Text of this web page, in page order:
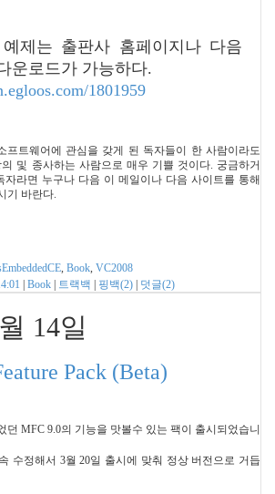
제는 출판사 홈페이지나 다음
운로드가 가능하다.
1801959
프트웨어에 관심을 갖게 된 독자들이 한 사람이라도
및 종사하는 사람으로 매우 기쁠 것이다. 궁금하거
자라면 누구나 다음 이 메일이나 다음 사이트를 통해
기 바란다.
, Book, VC2008
Book 트랙백 핑백(2) 덧글(2)
14일
Pack (Beta)
던 MFC 9.0의 기능을 맛볼수 있는 팩이 출시되었습니
수정해서 3월 20일 출시에 맞춰 정상 버전으로 거듭